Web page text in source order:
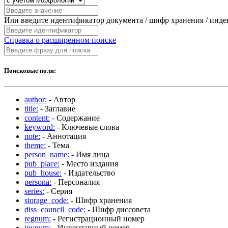
Или введите идентификатор документа / шифр хранения /
Справка о расширенном поиске
Поисковые поля:
author: - Автор
title: - Заглавие
content: - Содержание
keyword: - Ключевые слова
note: - Аннотация
theme: - Тема
person_name: - Имя лица
pub_place: - Место издания
pub_house: - Издательство
persona: - Персоналия
series: - Серия
storage_code: - Шифр хранения
diss_council_code: - Шифр диссовета
regnum: - Регистрационный номер